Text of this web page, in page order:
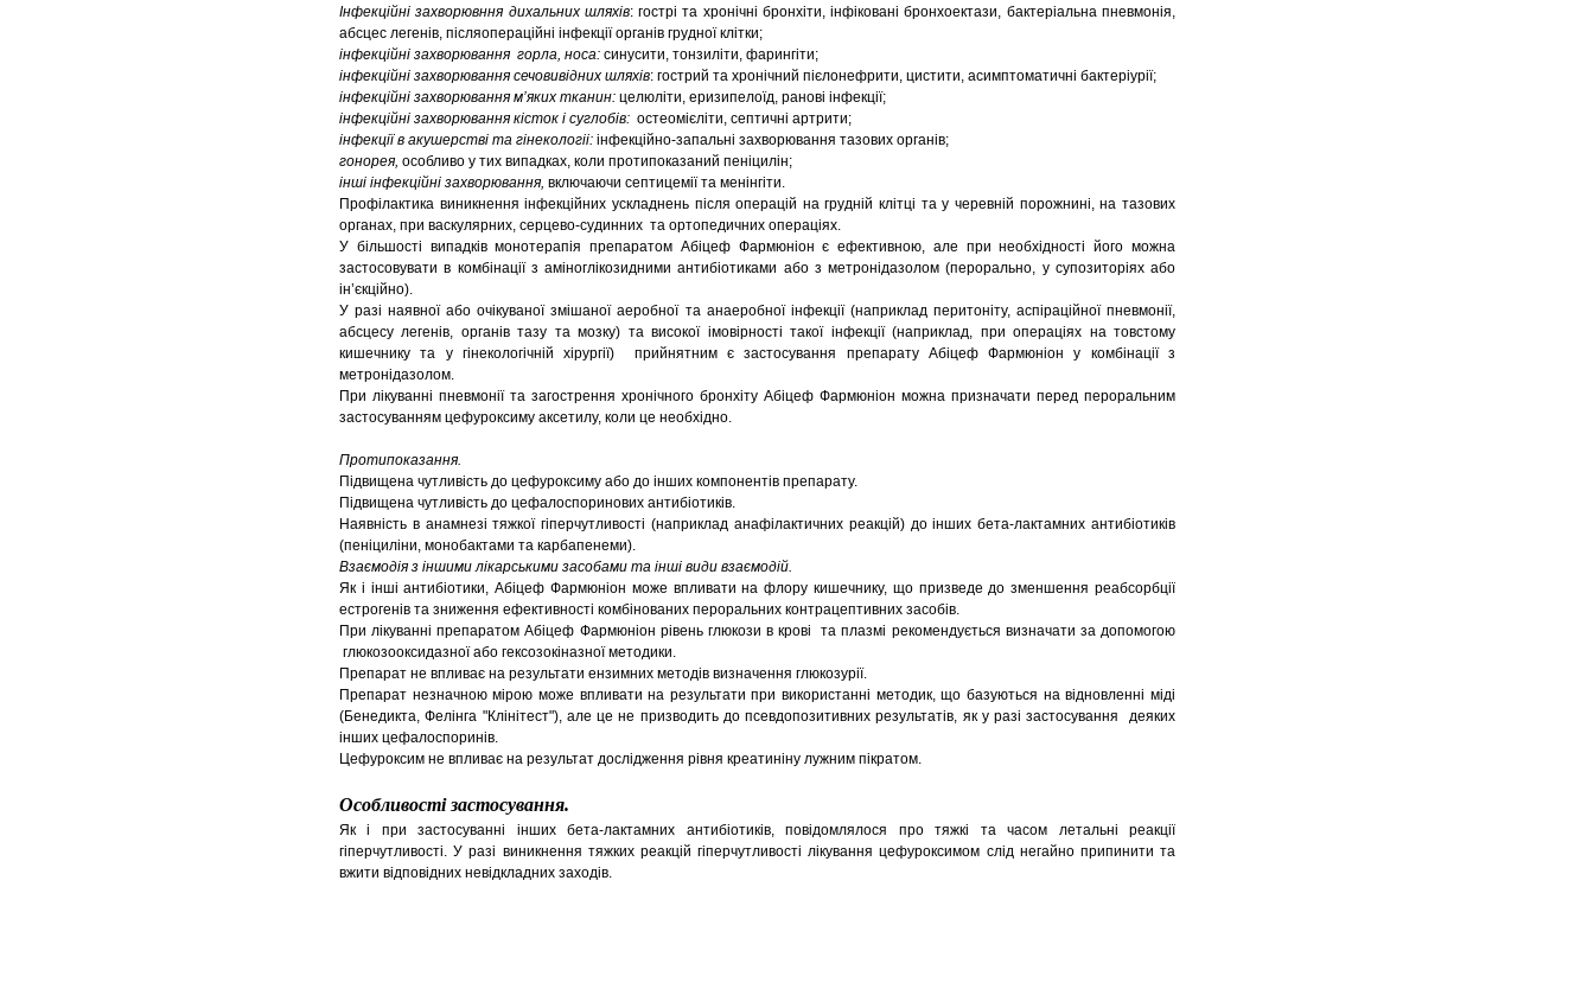
Інфекційні захворювння дихальних шляхів: гострі та хронічні бронхіти, інфіковані бронхоектази, бактеріальна пневмонія,
абсцес легенів, післяопераційні інфекції органів грудної клітки;
інфекційні захворювання горла, носа: синусити, тонзиліти, фарингіти;
інфекційні захворювання сечовивідних шляхів: гострий та хронічний пієлонефрити, цистити, асимптоматичні бактеріурії;
інфекційні захворювання м’яких тканин: целюліти, еризипелоїд, ранові інфекції;
інфекційні захворювання кісток і суглобів: остеомієліти, септичні артрити;
інфекції в акушерстві та гінекологіі: інфекційно-запальні захворювання тазових органів;
гонорея, особливо у тих випадках, коли протипоказаний пеніцилін;
інші інфекційні захворювання, включаючи септицемії та менінгіти.
Профілактика виникнення інфекційних ускладнень після операцій на грудній клітці та у черевній порожнині, на тазових
органах, при васкулярних, серцево-судинних та ортопедичних операціях.
У більшості випадків монотерапія препаратом Абіцеф Фармюніон є ефективною, але при необхідності його можна
застосовувати в комбінації з аміноглікозидними антибіотиками або з метронідазолом (перорально, у супозиторіях або
ін’єкційно).
У разі наявної або очікуваної змішаної аеробної та анаеробної інфекції (наприклад перитоніту, аспіраційної пневмонії,
абсцесу легенів, органів тазу та мозку) та високої імовірності такої інфекції (наприклад, при операціях на товстому
кишечнику та у гінекологічній хірургії) прийнятним є застосування препарату Абіцеф Фармюніон у комбінації з
метронідазолом.
При лікуванні пневмонії та загострення хронічного бронхіту Абіцеф Фармюніон можна призначати перед пероральним
застосуванням цефуроксиму аксетилу, коли це необхідно.
Протипоказання.
Підвищена чутливість до цефуроксиму або до інших компонентів препарату.
Підвищена чутливість до цефалоспоринових антибіотиків.
Наявність в анамнезі тяжкої гіперчутливості (наприклад анафілактичних реакцій) до інших бета-лактамних антибіотиків
(пеніциліни, монобактами та карбапенеми).
Взаємодія з іншими лікарськими засобами та інші види взаємодій.
Як і інші антибіотики, Абіцеф Фармюніон може впливати на флору кишечнику, що призведе до зменшення реабсорбції
естрогенів та зниження ефективності комбінованих пероральних контрацептивних засобів.
При лікуванні препаратом Абіцеф Фармюніон рівень глюкози в крові та плазмі рекомендується визначати за допомогою
глюкозооксидазної або гексозокіназної методики.
Препарат не впливає на результати ензимних методів визначення глюкозурії.
Препарат незначною мірою може впливати на результати при використанні методик, що базуються на відновленні міді
(Бенедикта, Фелінга "Клінітест"), але це не призводить до псевдопозитивних результатів, як у разі застосування деяких
інших цефалоспоринів.
Цефуроксим не впливає на результат дослідження рівня креатиніну лужним пікратом.
Особливості застосування.
Як і при застосуванні інших бета-лактамних антибіотиків, повідомлялося про тяжкі та часом летальні реакції
гіперчутливості. У разі виникнення тяжких реакцій гіперчутливості лікування цефуроксимом слід негайно припинити та
вжити відповідних невідкладних заходів.